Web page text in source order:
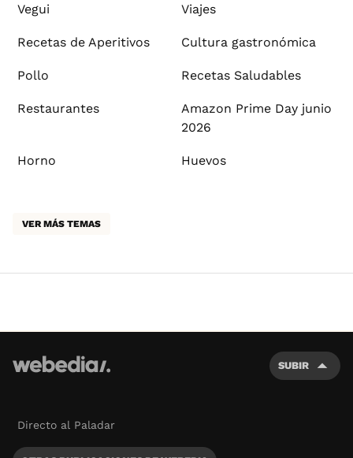
Vegui Viajes
Recetas de Aperitivos Cultura gastronómica
Pollo Recetas Saludables
Restaurantes
Amazon Prime Day junio
2026
Horno Huevos
VER MÁS TEMAS
SUBIR
Directo al Paladar